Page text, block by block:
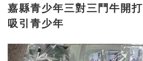
嘉縣青少年三對三鬥牛開打 嘉警創意宣導
吸引青少年